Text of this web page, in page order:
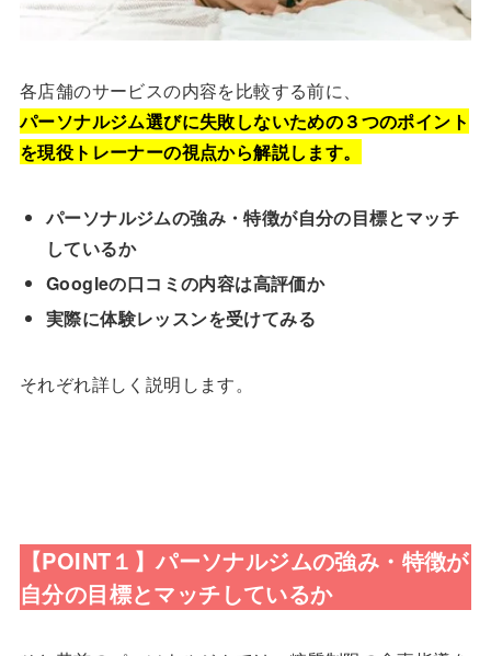
各店舗のサービスの内容を比較する前に、
パーソナルジム選びに失敗しないための３つのポイント
を現役トレーナーの視点から解説します。
パーソナルジムの強み・特徴が自分の目標とマッチ
しているか
Googleの口コミの内容は高評価か
実際に体験レッスンを受けてみる
それぞれ詳しく説明します。
【POINT１】パーソナルジムの強み・特徴が
自分の目標とマッチしているか